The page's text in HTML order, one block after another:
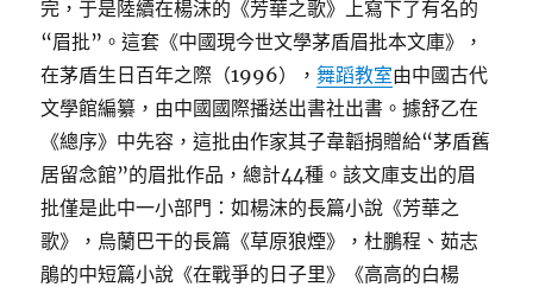
完，于是陸續在楊沫的《芳華之歌》上寫下了有名的
“眉批”。這套《中國現今世文學茅盾眉批本文庫》，
在茅盾生日百年之際（1996），舞蹈教室由中國古代
文學館編纂，由中國國際播送出書社出書。據舒乙在
《總序》中先容，這批由作家其子韋韜捐贈給“茅盾舊
居留念館”的眉批作品，總計44種。該文庫支出的眉
批僅是此中一小部門：如楊沫的長篇小說《芳華之
歌》，烏蘭巴干的長篇《草原狼煙》，杜鵬程、茹志
鵑的中短篇小說《在戰爭的日子里》《高高的白楊